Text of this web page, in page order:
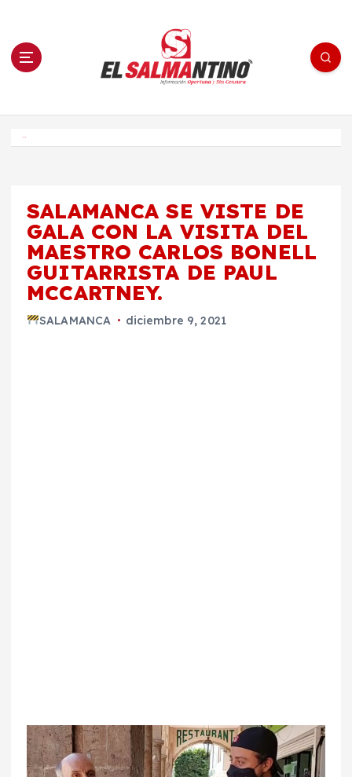
n El Salmantino - medios/noticias/editorial
SALAMANCA SE VISTE DE
GALA CON LA VISITA DEL
MAESTRO CARLOS BONELL
GUITARRISTA DE PAUL
MCCARTNEY.
SALAMANCA diciembre 9, 2021